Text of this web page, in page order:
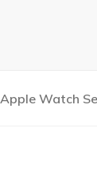
Apple Watch